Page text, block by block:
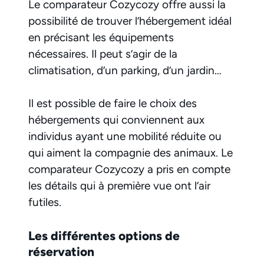
Le comparateur Cozycozy offre aussi la
possibilité de trouver l’hébergement idéal
en précisant les équipements
nécessaires. Il peut s’agir de la
climatisation, d’un parking, d’un jardin…
Il est possible de faire le choix des
hébergements qui conviennent aux
individus ayant une mobilité réduite ou
qui aiment la compagnie des animaux. Le
comparateur Cozycozy a pris en compte
les détails qui à première vue ont l’air
futiles.
Les différentes options de
réservation